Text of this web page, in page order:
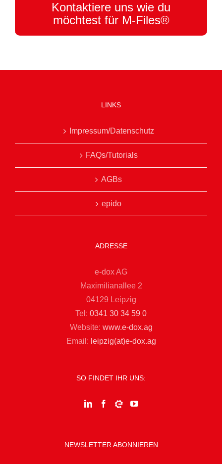
Kontaktiere uns wie du
möchtest für M-Files®
LINKS
Impressum/Datenschutz
FAQs/Tutorials
AGBs
epido
ADRESSE
e-dox AG
Maximilianallee 2
04129 Leipzig
Tel: 0341 30 34 59 0
Website: www.e-dox.ag
Email: leipzig(at)e-dox.ag
SO FINDET IHR UNS:
NEWSLETTER ABONNIEREN